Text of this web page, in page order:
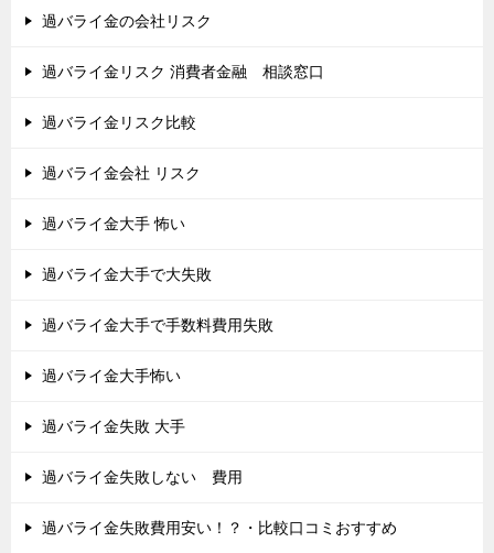
過バライ金の会社リスク
過バライ金リスク 消費者金融 相談窓口
過バライ金リスク比較
過バライ金会社 リスク
過バライ金大手 怖い
過バライ金大手で大失敗
過バライ金大手で手数料費用失敗
過バライ金大手怖い
過バライ金失敗 大手
過バライ金失敗しない 費用
過バライ金失敗費用安い！？・比較口コミおすすめ